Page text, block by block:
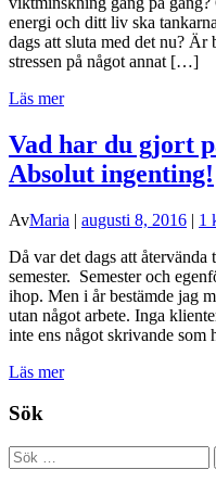
energi och ditt liv ska
dags att sluta med det nu? Är
stressen på något annat […]
Läs mer
Vad har du gjort
Absolut ingenting!
AvMaria | augusti 8, 2016 | 1
Då var det dags att
semester. Semester och
ihop. Men i år bestämde jag
utan något arbete. Inga
inte ens något skrivande
Läs mer
Sök
Sök
efter: